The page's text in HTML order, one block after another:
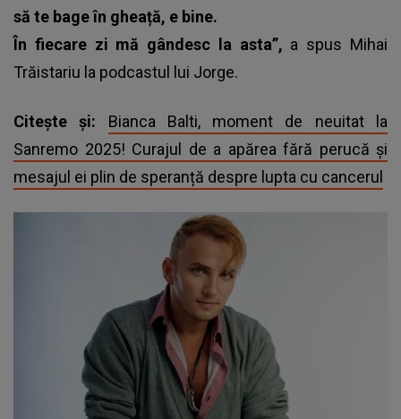
să te bage în gheață, e bine.
În fiecare zi mă gândesc la asta”, a spus Mihai
Trăistariu la podcastul lui Jorge.
Citește și: Bianca Balti, moment de neuitat la
Sanremo 2025! Curajul de a apărea fără perucă și
mesajul ei plin de speranță despre lupta cu cancerul